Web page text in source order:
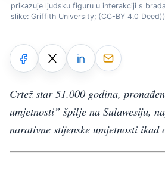
prikazuje ljudsku figuru u interakciji s
slike: Griffith University; (CC-BY 4.0
Crtež star 51.000 godina,
umjetnosti” špilje na Sulawesiju,
narativne stijenske umjetnosti ikad